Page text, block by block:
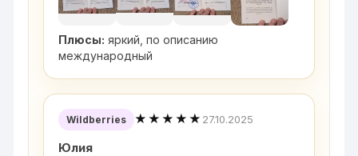
Плюсы: яркий, по описанию
международный
Wildberries ★★★★★ 27.10.2025
Юлия